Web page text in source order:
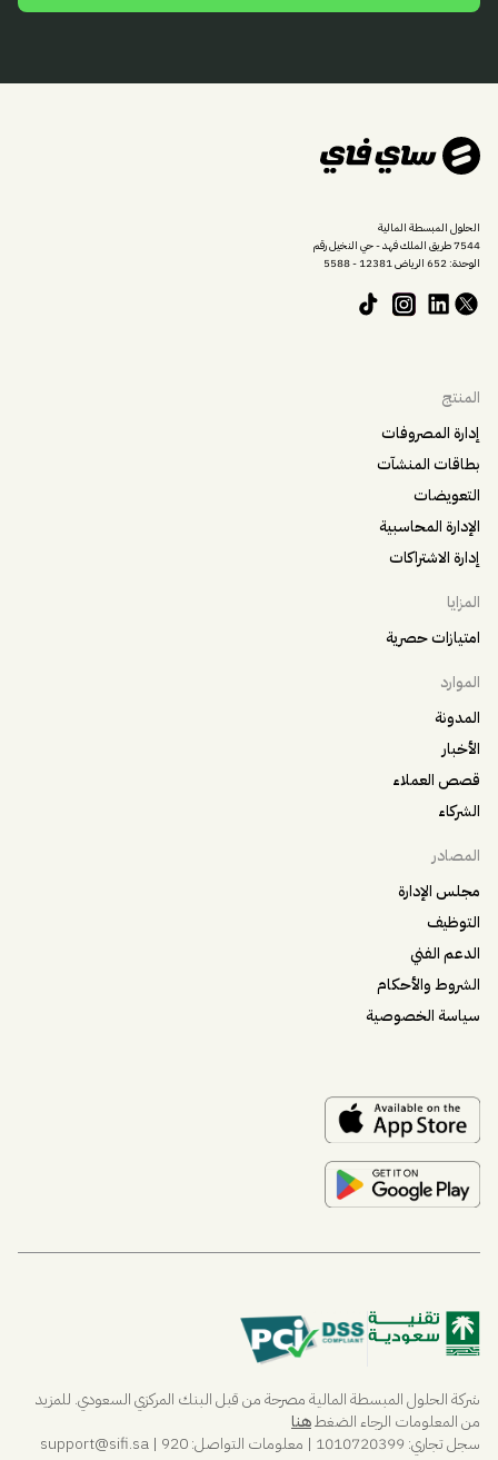
الحلول المبسطة المالية
7544 طريق الملك فهد - حي النخيل رقم
الوحدة: 652 الرياض 12381 - 5588
المنتج
إدارة المصروفات
بطاقات المنشآت
التعويضات
الإدارة المحاسبية
إدارة الاشتراكات
المزايا
امتيازات حصرية
الموارد
المدونة
الأخبار
قصص العملاء
الشركاء
المصادر
مجلس الإدارة
التوظيف
الدعم الفني
الشروط والأحكام
سياسة الخصوصية
شركة الحلول المبسطة المالية مصرحة من قبل البنك المركزي السعودي. للمزيد
من المعلومات الرجاء الضغطهنا
سجل تجاري: 1010720399 | معلومات التواصل:
support@sifi.sa | 920
أهلاً! أنا مساعد، مساعد ساي فاي الذكي. هل تبحث عن حجز
اجتماع أو معرفة المزيد عن ساي فاي؟